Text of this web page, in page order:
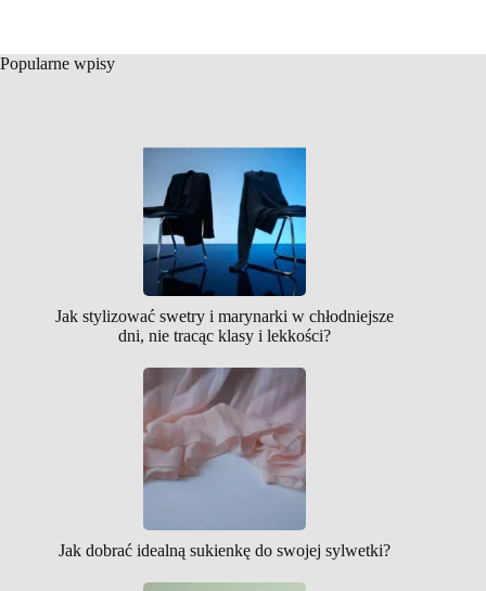
Popularne wpisy
Jak stylizować swetry i marynarki w chłodniejsze
dni, nie tracąc klasy i lekkości?
Jak dobrać idealną sukienkę do swojej sylwetki?